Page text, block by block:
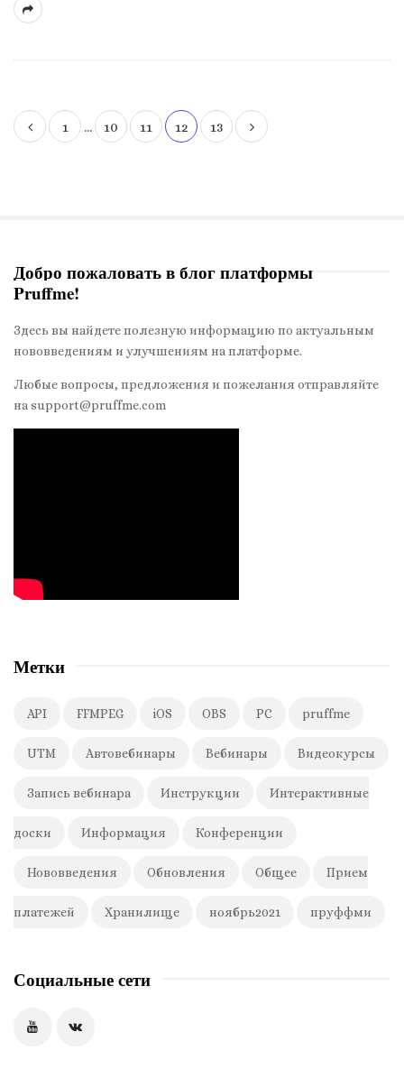
Н
ц
и
я
п
о
з
а
1 … 10 11 12 13
S
t
e
S
i
d
Добро пожаловать в блог платформы
Pruffme!
Здесь вы найдете полезную информацию по актуальным
нововведениям и улучшениям на платформе.
Любые вопросы, предложения и пожелания отправляйте
на support@pruffme.com
Метки
API FFMPEG iOS OBS PC pruffme
UTM Автовебинары Вебинары Видеокурсы
Запись вебинара Инструкции Интерактивные
доски Информация Конференции
Нововведения Обновления Общее Прием
платежей Хранилище ноябрь2021 пруффми
Социальные сети